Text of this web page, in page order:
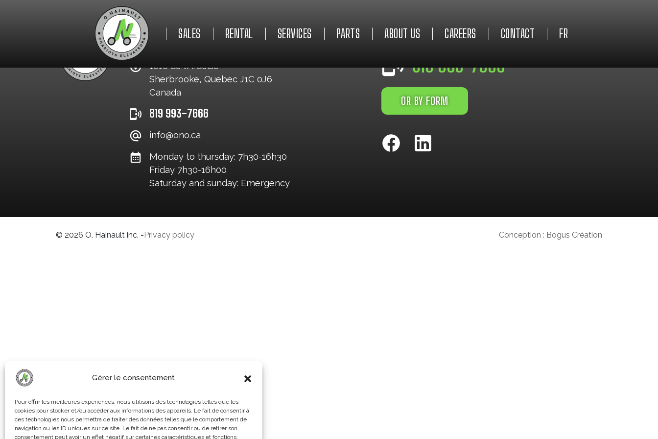
Gérer le consentement
Pour offrir les meilleures expériences, nous utilisons des technologies telles que les
cookies pour stocker et/ou accéder aux informations des appareils. Le fait de consentir à
ces technologies nous permettra de traiter des données telles que le comportement de
navigation ou les ID uniques sur ce site. Le fait de ne pas consentir ou de retirer son
consentement peut avoir un effet négatif sur certaines caractéristiques et fonctions.
SALES
NEW
USED
RENTAL SERVICES PARTS ABOUT US CAREERS CONTACT FR
O. HAINAULT INC.
1010 de l'Ardoise
Sherbrooke, Quebec J1C 0J6
Canada
819 993-7666
info@ono.ca
Monday to thursday: 7h30-16h30
Friday 7h30-16h00
Saturday and sunday: Emergency
EMERGENCY 24/7
819 993-7666
OR BY FORM
© 2026 O. Hainault inc. -Privacy policy Conception : Bogus Création